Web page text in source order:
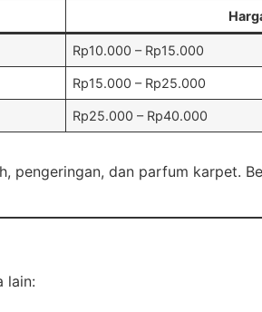
Rp10.000 – Rp15.000
Rp15.000 – Rp25.000
Rp25.000 – Rp40.000
pengeringan, dan parfum karpet.
lain: